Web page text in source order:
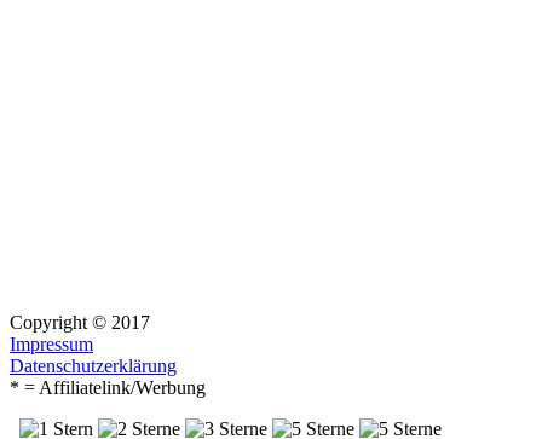
Copyright © 2017
Impressum
Datenschutzerklärung
* = Affiliatelink/Werbung